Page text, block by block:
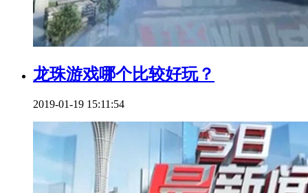
龙珠游戏哪个比较好玩？
2019-01-19 15:11:54